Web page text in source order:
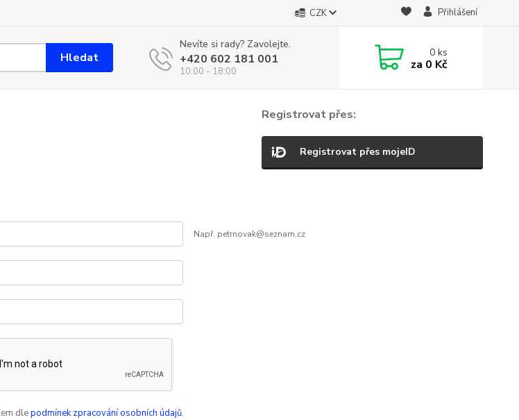
CZK Přihlášení
Hledat
Nevíte si rady? Zavolejte.
+420 602 181 001
10:00 - 18:00
0ks
za 0 Kč
Registrovat přes:
Registrovat přes mojeID
Např. petrnovak@seznam.cz
dlepodmínek zpracování osobních údajů.